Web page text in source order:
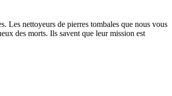
Les nettoyeurs de pierres tombales que nous vous
des morts. Ils savent que leur mission est